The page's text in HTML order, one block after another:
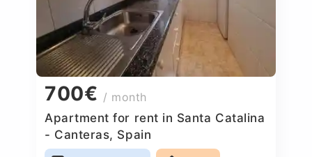
700€ / month
Apartment for rent in Santa Catalina
- Canteras, Spain